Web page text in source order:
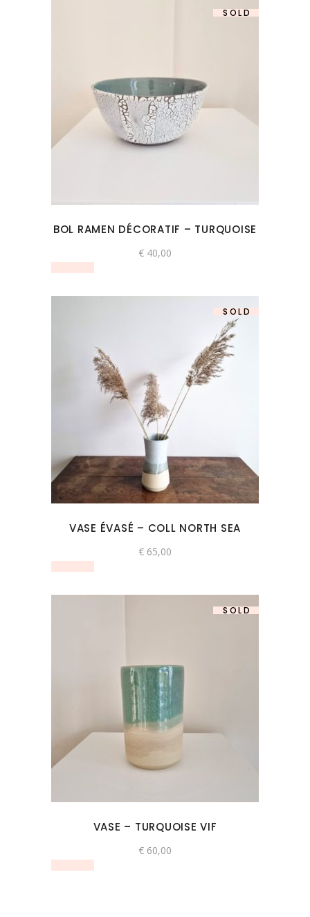
SOLD
BOL RAMEN DÉCORATIF – TURQUOISE
€ 40,00
SOLD
VASE ÉVASÉ – COLL NORTH SEA
€ 65,00
SOLD
VASE – TURQUOISE VIF
€ 60,00